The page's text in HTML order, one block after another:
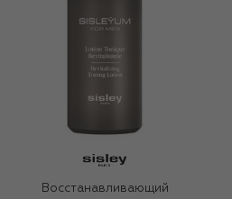
Восстанавливающий